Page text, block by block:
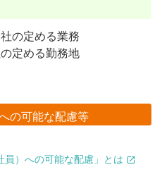
の定める業務
定める勤務地
の可能な配慮等
員）への可能な配慮」とは